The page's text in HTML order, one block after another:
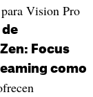
Vision Pro
de
Focus
como